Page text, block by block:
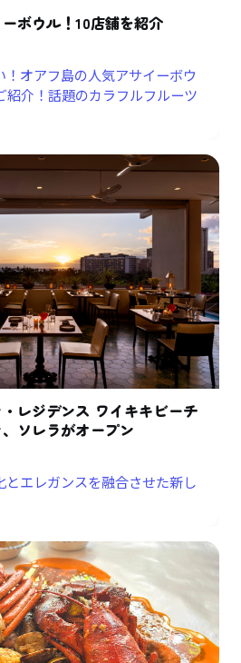
ボウル！10店舗を紹介
オアフ島の人気アサイーボウ
紹介！話題のカラフルフルーツ
レジデンス ワイキキビーチ
ソレラがオープン
とエレガンスを融合させた新し